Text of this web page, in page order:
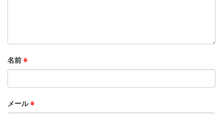
名前 ※
メール※